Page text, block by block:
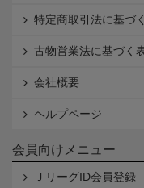
特定商取引法に基づ
古物営業法に基づく
会社概要
ヘルプページ
会員向けメニュー
ＪリーグID会員登録